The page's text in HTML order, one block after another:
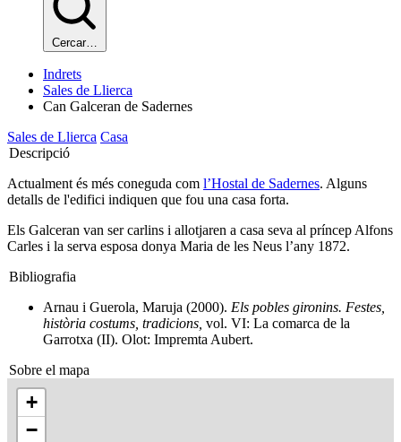
Cercar…
Indrets
Sales de Llierca
Can Galceran de Sadernes
Sales de Llierca Casa
Descripció
Actualment és més coneguda com l’Hostal de Sadernes. Alguns
detalls de l'edifici indiquen que fou una casa forta.
Els Galceran van ser carlins i allotjaren a casa seva al príncep Alfons
Carles i la serva esposa donya Maria de les Neus l’any 1872.
Bibliografia
Arnau i Guerola, Maruja (2000). Els pobles gironins. Festes,
història costums, tradicions, vol. VI: La comarca de la
Garrotxa (II). Olot: Impremta Aubert.
Sobre el mapa
+
−